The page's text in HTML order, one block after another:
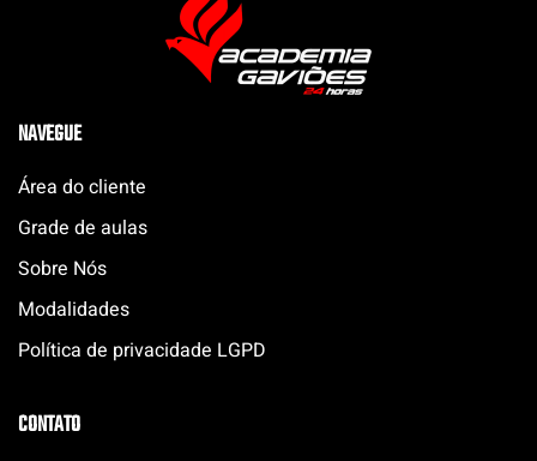
NAVEGUE
Área do cliente
Grade de aulas
Sobre Nós
Modalidades
Política de privacidade LGPD
CONTATO